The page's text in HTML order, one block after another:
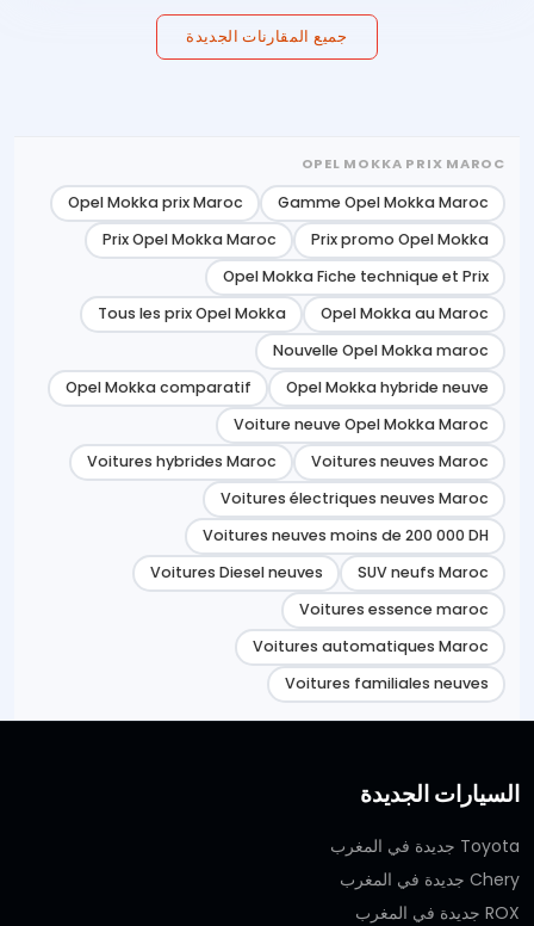
جميع المقارنات الجديدة
OPEL MOKKA PRIX MAROC
Gamme Opel Mokka Maroc
Opel Mokka prix Maroc
Prix promo Opel Mokka
Prix Opel Mokka Maroc
Opel Mokka Fiche technique et Prix
Opel Mokka au Maroc
Tous les prix Opel Mokka
Nouvelle Opel Mokka maroc
Opel Mokka hybride neuve
Opel Mokka comparatif
Voiture neuve Opel Mokka Maroc
Voitures neuves Maroc
Voitures hybrides Maroc
Voitures électriques neuves Maroc
Voitures neuves moins de 200 000 DH
SUV neufs Maroc
Voitures Diesel neuves
Voitures essence maroc
Voitures automatiques Maroc
Voitures familiales neuves
السيارات الجديدة
Toyota جديدة في المغرب
Chery جديدة في المغرب
ROX جديدة في المغرب